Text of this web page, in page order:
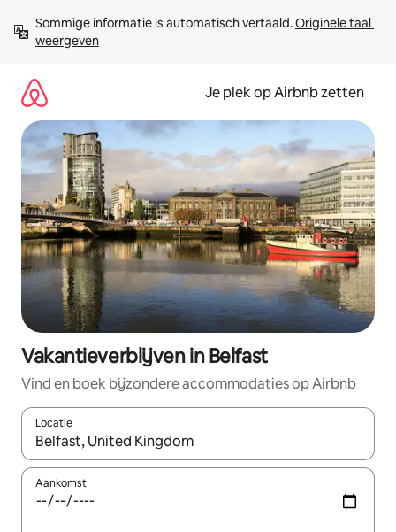
direct
naar
Sommige informatie is automatisch vertaald. Originele taal
weergeven
Je plek op Airbnb zetten
Vakantieverblijven in Belfast
Vind en boek bijzondere accommodaties op Airbnb
Locatie
Wanneer er resultaten beschikbaar zijn, maak je een keuze
Aankomst